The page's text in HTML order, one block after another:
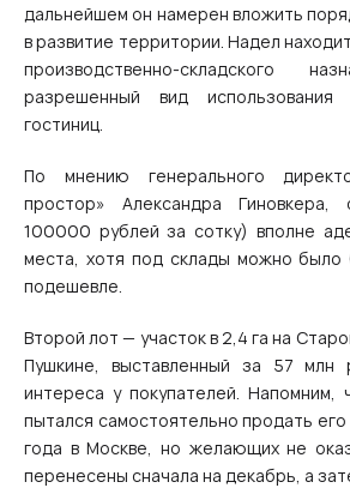
дальнейшем он намерен вложить
в развитие территории. Надел
производственно-складского
разрешенный вид использования
гостиниц.
По мнению генерального
простор» Александра Гиновкера,
100000 рублей за сотку) вполне
места, хотя под склады можно было
подешевле.
Второй лот — участок в 2,4 га на
Пушкине, выставленный за 57 млн
интереса у покупателей.
пытался самостоятельно продать
года в Москве, но желающих не
перенесены сначала на декабрь, а